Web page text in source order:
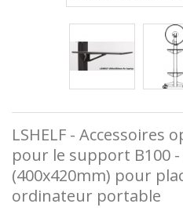
LSHELF - Accessoires
pour le support B100 -
(400x420mm) pour
ordinateur portable